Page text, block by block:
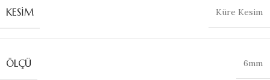
KESIM Küre Kesim
ÖLÇÜ 6mm